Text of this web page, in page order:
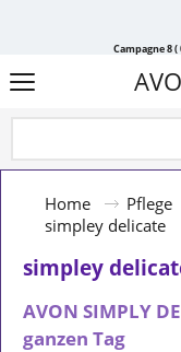
Campagne 8 (
Home Pflege
simpley delicate
simpley
AVON SIMPLY
ganzen Tag